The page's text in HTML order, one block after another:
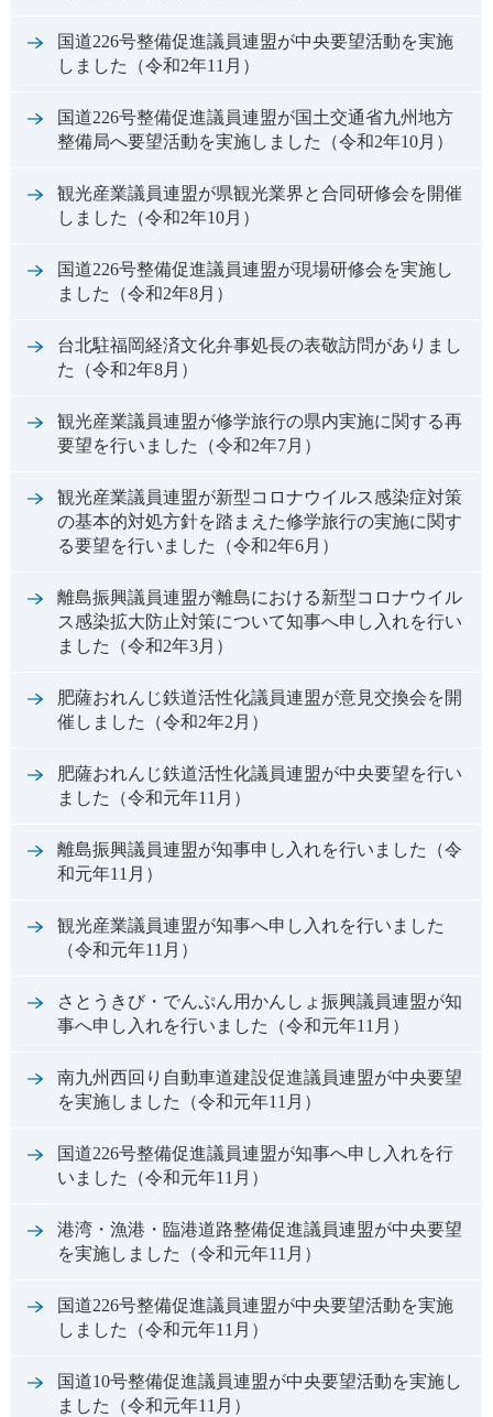
国道226号整備促進議員連盟が中央要望活動を実施
しました（令和2年11月）
国道226号整備促進議員連盟が国土交通省九州地方
整備局へ要望活動を実施しました（令和2年10月）
観光産業議員連盟が県観光業界と合同研修会を開催
しました（令和2年10月）
国道226号整備促進議員連盟が現場研修会を実施し
ました（令和2年8月）
台北駐福岡経済文化弁事処長の表敬訪問がありまし
た（令和2年8月）
観光産業議員連盟が修学旅行の県内実施に関する再
要望を行いました（令和2年7月）
観光産業議員連盟が新型コロナウイルス感染症対策
の基本的対処方針を踏まえた修学旅行の実施に関す
る要望を行いました（令和2年6月）
離島振興議員連盟が離島における新型コロナウイル
ス感染拡大防止対策について知事へ申し入れを行い
ました（令和2年3月）
肥薩おれんじ鉄道活性化議員連盟が意見交換会を開
催しました（令和2年2月）
肥薩おれんじ鉄道活性化議員連盟が中央要望を行い
ました（令和元年11月）
離島振興議員連盟が知事申し入れを行いました（令
和元年11月）
観光産業議員連盟が知事へ申し入れを行いました
（令和元年11月）
さとうきび・でんぷん用かんしょ振興議員連盟が知
事へ申し入れを行いました（令和元年11月）
南九州西回り自動車道建設促進議員連盟が中央要望
を実施しました（令和元年11月）
国道226号整備促進議員連盟が知事へ申し入れを行
いました（令和元年11月）
港湾・漁港・臨港道路整備促進議員連盟が中央要望
を実施しました（令和元年11月）
国道226号整備促進議員連盟が中央要望活動を実施
しました（令和元年11月）
国道10号整備促進議員連盟が中央要望活動を実施し
ました（令和元年11月）